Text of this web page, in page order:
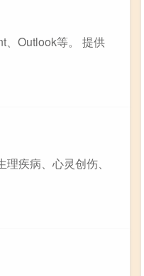
、Outlook等。 提供
疾病、心灵创伤、